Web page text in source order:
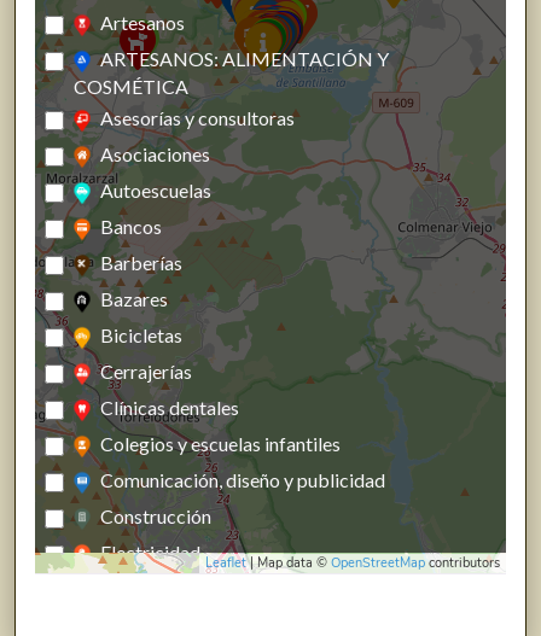
Leaflet| Map data © OpenStreetMap contributors
Artesanos
ARTESANOS: ALIMENTACIÓN Y
COSMÉTICA
Asesorías y consultoras
Asociaciones
Autoescuelas
Bancos
Barberías
Bazares
Bicicletas
Cerrajerías
Clínicas dentales
Colegios y escuelas infantiles
Comunicación, diseño y publicidad
Construcción
Electricidad